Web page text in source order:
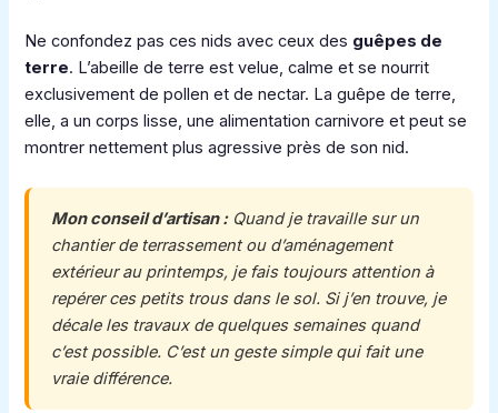
Ne confondez pas ces nids avec ceux des guêpes de
terre. L’abeille de terre est velue, calme et se nourrit
exclusivement de pollen et de nectar. La guêpe de terre,
elle, a un corps lisse, une alimentation carnivore et peut se
montrer nettement plus agressive près de son nid.
Mon conseil d’artisan :Quand je travaille sur un
chantier de terrassement ou d’aménagement
extérieur au printemps, je fais toujours attention à
repérer ces petits trous dans le sol. Si j’en trouve, je
décale les travaux de quelques semaines quand
c’est possible. C’est un geste simple qui fait une
vraie différence.